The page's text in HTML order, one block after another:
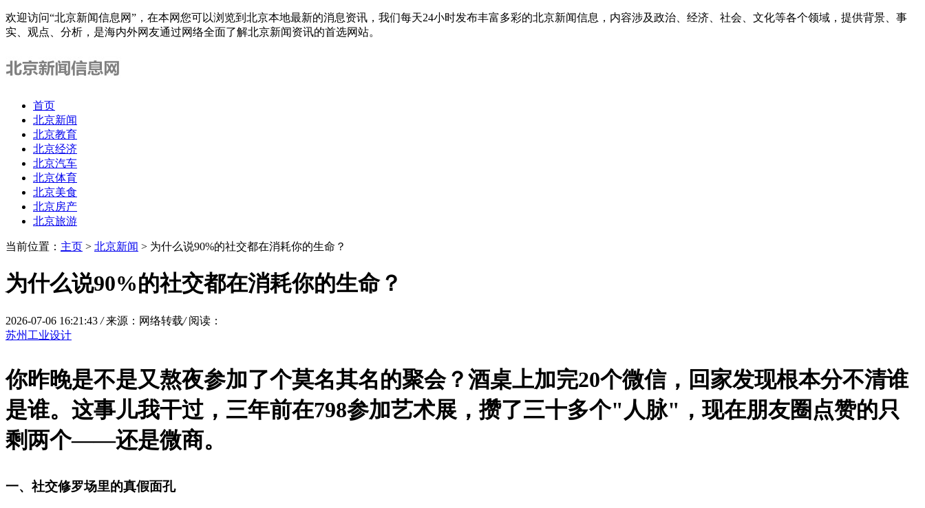
欢迎访问“北京新闻信息网”，在本网您可以浏览到北京本地最新的消息资讯，我们每天24小时发布丰富多彩的北京新闻信息，内容涉及政治、经济、社会、文化等各个领域，提供背景、事
实、观点、分析，是海内外网友通过网络全面了解北京新闻资讯的首选网站。
首页
北京新闻
北京教育
北京经济
北京汽车
北京体育
北京美食
北京房产
北京旅游
当前位置： 主页 > 北京新闻 > 为什么说90%的社交都在消耗你的生命？
为什么说90%的社交都在消耗你的生命？
2026-07-06 16:21:43 / 来源：网络转载/ 阅读：
苏州工业设计
你昨晚是不是又熬夜参加了个莫名其名的聚会？酒桌上加完20个微信，回家发现根本分不清谁
是谁。这事儿我干过，三年前在798参加艺术展，攒了三十多个"人脉"，现在朋友圈点赞的只
剩两个——还是微商。
一、社交修罗场里的真假面孔